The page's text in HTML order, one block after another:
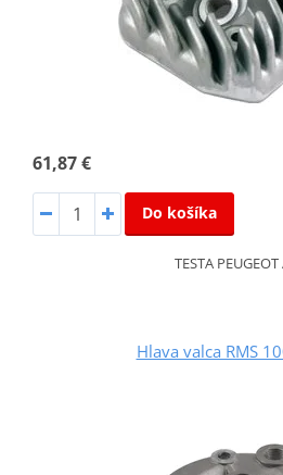
61,87 €
Do košíka
TESTA PEUGEOT
Hlava valca RMS